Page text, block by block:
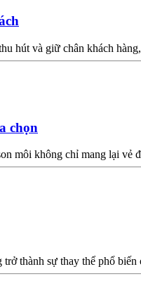
hút và giữ chân khách
chọn
môi không chỉ mang lại vẻ
thành sự thay thể phổ biến